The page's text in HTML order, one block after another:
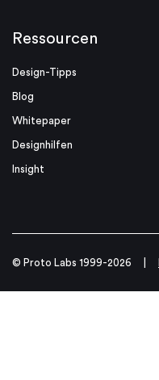
Ressourcen
Design-Tipps
Blog
Whitepaper
Designhilfen
Insight
© Proto Labs 1999-2026